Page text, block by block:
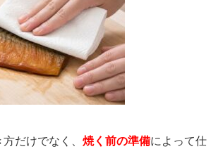
だけでなく、 焼く前の準備によって仕